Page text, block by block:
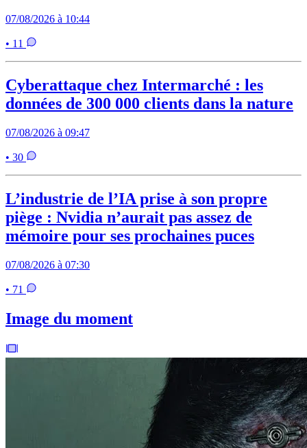
07/08/2026 à 10:44
• 11
Cyberattaque chez Intermarché : les
données de 300 000 clients dans la nature
07/08/2026 à 09:47
• 30
L’industrie de l’IA prise à son propre
piège : Nvidia n’aurait pas assez de
mémoire pour ses prochaines puces
07/08/2026 à 07:30
• 71
Image du moment